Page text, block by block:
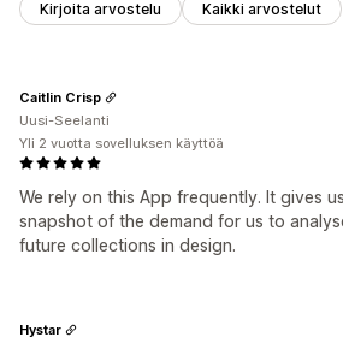
Kirjoita arvostelu Kaikki arvostelut
We rely on this App frequently. It gives
snapshot of the demand for us to
future collections in design.
Caitlin Crisp
Uusi-Seelanti
Yli 2 vuotta sovelluksen käyttöä
Hystar